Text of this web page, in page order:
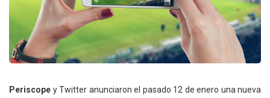
Periscope y Twitter anunciaron el pasado 12 de enero una nueva